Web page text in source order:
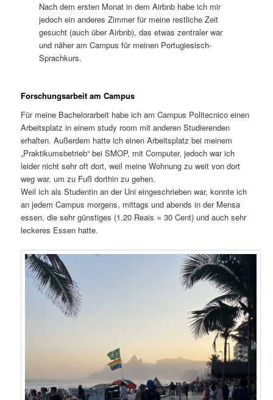
Nach dem ersten Monat in dem Airbnb habe ich mir
jedoch ein anderes Zimmer für meine restliche Zeit
gesucht (auch über Airbnb), das etwas zentraler war
und näher am Campus für meinen Portugiesisch-
Sprachkurs.
Forschungsarbeit am Campus
Für meine Bachelorarbeit habe ich am Campus Politecnico einen
Arbeitsplatz in einem study room mit anderen Studierenden
erhalten. Außerdem hatte ich einen Arbeitsplatz bei meinem
„Praktikumsbetrieb“ bei SMOP, mit Computer, jedoch war ich
leider nicht sehr oft dort, weil meine Wohnung zu weit von dort
weg war, um zu Fuß dorthin zu gehen.
Weil ich als Studentin an der Uni eingeschrieben war, konnte ich
an jedem Campus morgens, mittags und abends in der Mensa
essen, die sehr günstiges (1,20 Reais ≈ 30 Cent) und auch sehr
leckeres Essen hatte.